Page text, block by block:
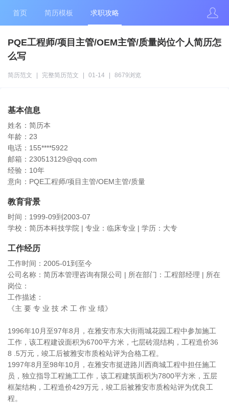
首页 简历模板 求职攻略
PQE工程师/项目主管/OEM主管/质量岗位个人简历怎
么写
简历范文 完整简历范文 01-14 8679浏览
基本信息
姓名：简历本
年龄：23
电话：155****5922
邮箱：230513129@qq.com
经验：10年
意向：PQE工程师/项目主管/OEM主管/质量
教育背景
时间：1999-09到2003-07
学校：简历本科技学院 | 专业：临床专业 | 学历：大专
工作经历
工作时间：2005-01到至今
公司名称：简历本管理咨询有限公司 | 所在部门：工程部经理 | 所在
岗位：
工作描述：
《主 要 专 业 技 术 工 作 业 绩》
1996年10月至97年8月，在雅安市东大街雨城花园工程中参加施工
工作，该工程建设面积为6700平方米，七层砖混结构，工程造价36
8 .5万元，竣工后被雅安市质检站评为合格工程。
1997年8月至98年10月，在雅安市挺进路川西商城工程中担任施工
员，独立指导工程施工工作，该工程建筑面积为7800平方米，五层
框架结构，工程造价429万元，竣工后被雅安市质检站评为优良工
程。